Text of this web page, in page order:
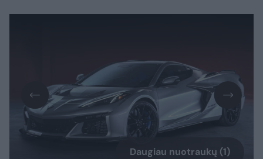
Daugiau nuotraukų (1)